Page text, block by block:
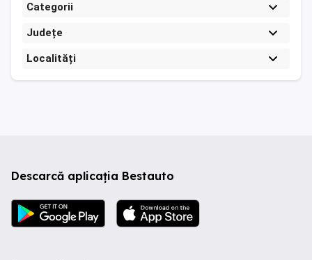
Categorii
Județe
Localități
Descarcă aplicația Bestauto